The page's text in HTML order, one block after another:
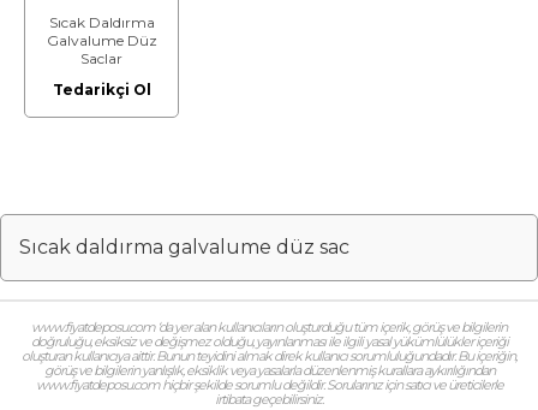
Sıcak Daldırma
Galvalume Düz
Saclar
Tedarikçi Ol
Sıcak daldırma galvalume düz sac
www.fiyatdeposu.com ‘da yer alan kullanıcıların oluşturduğu tüm içerik, görüş ve bilgilerin
doğruluğu, eksiksiz ve değişmez olduğu, yayınlanması ile ilgili yasal yükümlülükler içeriği
oluşturan kullanıcıya aittir. Bunun teyidini almak direk kullanıcı sorumluluğundadır. Bu içeriğin,
görüş ve bilgilerin yanlışlık, eksiklik veya yasalarla düzenlenmiş kurallara aykırılığından
www.fiyatdeposu.com hiçbir şekilde sorumlu değildir. Sorularınız için satıcı ve üreticilerle
irtibata geçebilirsiniz.